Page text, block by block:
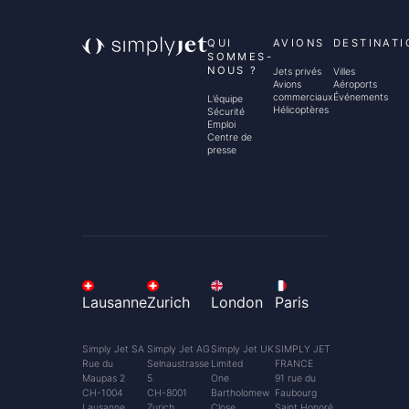
QUI
SOMMES-
NOUS ?
L’équipe
Sécurité
Emploi
Centre de
presse
AVIONS
Jets privés
Avions
commerciaux
Hélicoptères
Villes
Aéroports
Événements
Lausanne
Simply Jet SA
Rue du
Maupas 2
CH-1004
Zurich
Simply Jet AG
Selnaustrasse
5
CH-8001
London
Simply Jet UK
Limited
One
Bartholomew
Paris
SIMPLY JET
FRANCE
91 rue du
Faubourg